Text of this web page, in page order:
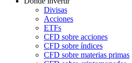
Divisas
Acciones
ETFs
CFD sobre acciones
CFD sobre índices
CFD sobre materias primas